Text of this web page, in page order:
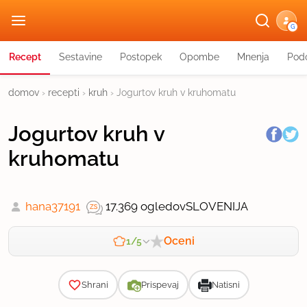
G
Recept Sestavine Postopek Opombe Mnenja
domov › recepti › kruh › Jogurtov kruh v kruhomatu
Jogurtov kruh v
kruhomatu
hana37191 17.369 ogledovSLOVENIJA
1/5 Oceni
Shrani Prispevaj Natisni